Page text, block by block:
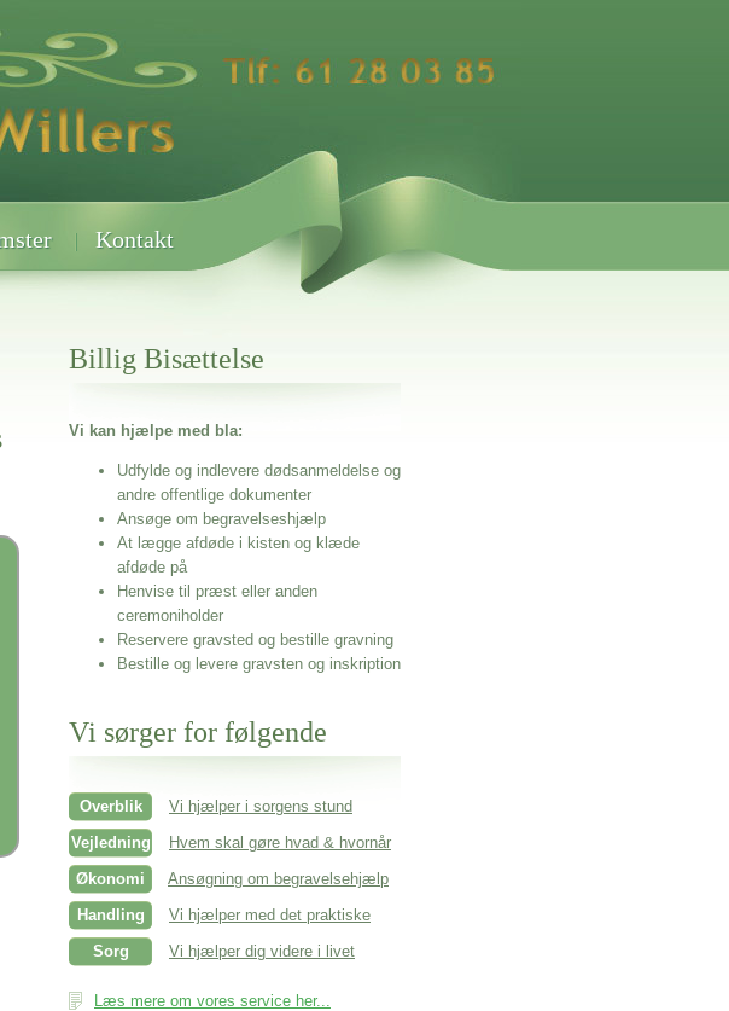
Kontakt
Billig Bisættelse
Vi kan hjælpe med bla:
Udfylde og indlevere dødsanmeldelse og
andre offentlige dokumenter
Ansøge om begravelseshjælp
At lægge afdøde i kisten og klæde
afdøde på
Henvise til præst eller anden
ceremoniholder
Reservere gravsted og bestille gravning
Bestille og levere gravsten og inskription
Vi sørger for følgende
Overblik
Vi hjælper i sorgens stund
Vejledning
Hvem skal gøre hvad & hvornår
Økonomi
Ansøgning om begravelsehjælp
Handling
Vi hjælper med det praktiske
Sorg
Vi hjælper dig videre i livet
Læs mere om vores service her...